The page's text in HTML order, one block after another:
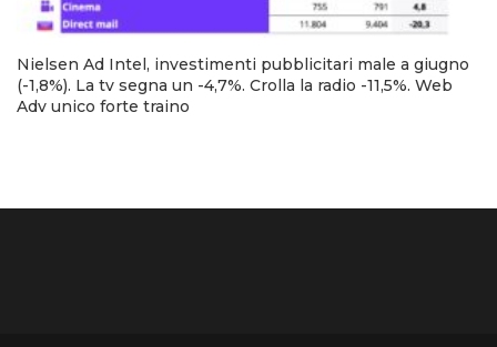
Nielsen Ad Intel, investimenti pubblicitari male a giugno
(-1,8%). La tv segna un -4,7%. Crolla la radio -11,5%. Web
Adv unico forte traino